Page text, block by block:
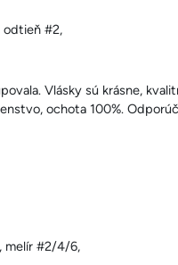
odtieň #2,
Vlásky sú krásne,
ochota 100%.
melír #2/4/6,